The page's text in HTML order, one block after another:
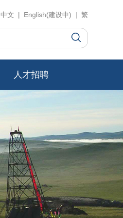
中文 | English(建设中) | 繁
人才招聘